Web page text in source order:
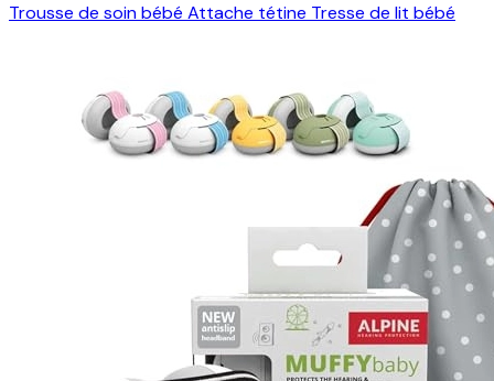
Trousse de soin bébé Attache tétine Tresse de lit bébé